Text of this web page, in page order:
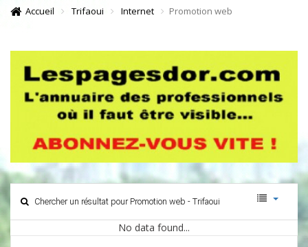
Accueil Trifaoui Internet Promotion web
Chercher un résultat pour Promotion web - Trifaoui
No data found...